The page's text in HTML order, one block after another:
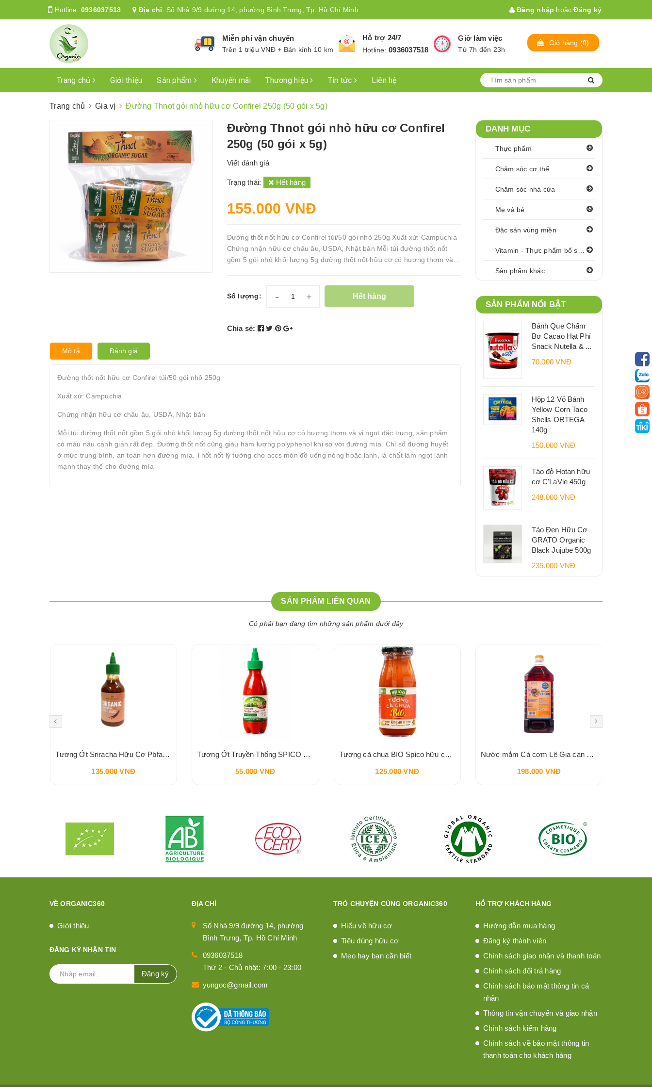
Hotline: 0936037518 Địa chỉ: Số Nhà 9/9 đường 14, phường Bình Trưng, Tp. Hồ Chí Minh Đăng nhập hoặc Đăng ký
Miễn phí vận chuyển
Trên 1 triệu VNĐ + Bán kính 10 km
Hỗ trợ 24/7
Hotline:0936037518
Giờ làm việc
Từ 7h đến 23h
Giỏ hàng (0)
Trang chủ Giới thiệu Sản phẩm Khuyến mãi Thương hiệu Tin tức Liên hệ
Trang chủ Gia vị Đường Thnot gói nhỏ hữu cơ Confirel 250g (50 gói x 5g)
Đường Thnot gói nhỏ hữu cơ Confirel
250g (50 gói x 5g)
Viết đánh giá
Trạng thái: Hết hàng
155.000 VNĐ
Đường thốt nốt hữu cơ Confirel túi/50 gói nhỏ 250g Xuất xứ: Campuchia
Chứng nhận hữu cơ châu âu, USDA, Nhật bản Mỗi túi đường thốt nốt
gồm 5 gói nhỏ khối lượng 5g đường thốt nốt hữu cơ có hương thơm và...
Số lượng: - + Hết hàng
Chia sẻ:
Mô tả Đánh giá
Đường thốt nốt hữu cơ Confirel túi/50 gói nhỏ 250g
Xuất xứ: Campuchia
Chứng nhận hữu cơ châu âu, USDA, Nhật bản
Mỗi túi đường thốt nốt gồm 5 gói nhỏ khối lượng 5g đường thốt nốt hữu cơ có hương thơm và vị ngọt đặc trưng, sản phẩm
có màu nâu cánh gián rất đẹp. Đường thốt nốt cũng giàu hàm lượng polyphenol khi so với đường mía. Chỉ số đường huyết
ở mức trung bình, an toàn hơn đường mía. Thốt nốt lý tưởng cho accs món đồ uống nóng hoặc lanh, là chất làm ngọt lành
mạnh thay thế cho đường mía
DANH MỤC
Thực phẩm
Chăm sóc cơ thể
Chăm sóc nhà cửa
Mẹ và bé
Đặc sản vùng miền
Sản phẩm khác
SẢN PHẨM NỔI BẬT
Bánh Que Chấm
Bơ Cacao Hạt Phỉ
Snack Nutella & ...
70.000 VNĐ
Hộp 12 Vỏ Bánh
Yellow Corn Taco
Shells ORTEGA
140g
150.000 VNĐ
Táo đỏ Hotan hữu
cơ C'LaVie 450g
248.000 VNĐ
Táo Đen Hữu Cơ
GRATO Organic
Black Jujube 500g
235.000 VNĐ
SẢN PHẨM LIÊN QUAN
Có phải bạn đang tìm những sản phẩm dưới đây
Tương Ớt Sriracha Hữu Cơ Pbfarm 230g
135.000 VNĐ
Tương Ớt Truyền Thống SPICO Sriracha Chilli Sauce 240g
55.000 VNĐ
Tương cà chua BIO Spico hữu cơ 255gr
125.000 VNĐ
Nước mắm Cá cơm Lê Gia can 2 lít
198.000 VNĐ
VỀ ORGANIC360
Giới thiệu
ĐĂNG KÝ NHẬN TIN
Đăng ký
ĐỊA CHỈ
Số Nhà 9/9 đường 14, phường
Bình Trưng, Tp. Hồ Chí Minh
0936037518
Thứ 2 - Chủ nhật: 7:00 - 23:00
yungoc@gmail.com
TRÒ CHUYỆN CÙNG ORGANIC360
Hiểu về hữu cơ
Tiêu dùng hữu cơ
Mẹo hay bạn cần biết
HỖ TRỢ KHÁCH HÀNG
Hướng dẫn mua hàng
Đăng ký thành viên
Chính sách giao nhận và thanh toán
Chính sách đổi trả hàng
Chính sách bảo mật thông tin cá
nhân
Thông tin vận chuyển và giao nhận
Chính sách kiểm hàng
Chính sách về bảo mật thông tin
thanh toán cho khách hàng